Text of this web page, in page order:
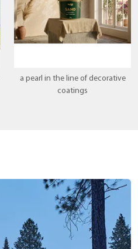
a pearl in the line of decorative
coatings